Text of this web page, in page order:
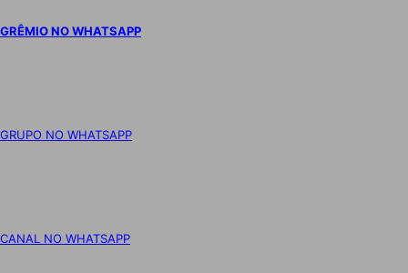
GRÊMIO NO WHATSAPP
GRUPO NO WHATSAPP
CANAL NO WHATSAPP